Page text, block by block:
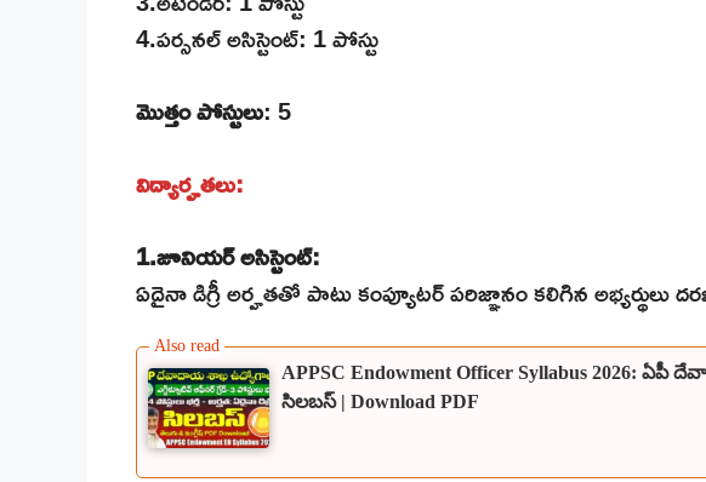
4.పర్సనల్ అసిస్టెంట్: 1 పోస్టు
మొత్తం పోస్టులు: 5
విద్యార్హతలు:
1.జూనియర్ అసిస్టెంట్:
ఏదైనా డిగ్రీ అర్హతతో పాటు కంప్యూటర్ పరిజ్ఞానం కలిగిన అభ్యర్థులు
APPSC Endowment Officer Syllabus 2026:
సిలబస్ | Download PDF